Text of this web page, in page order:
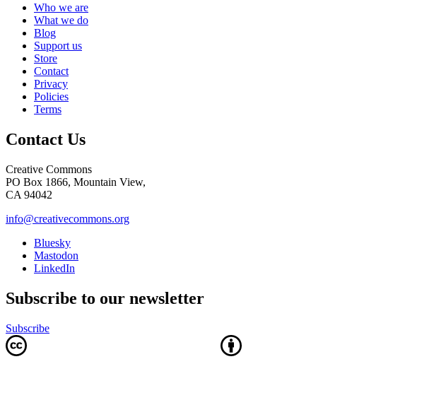
Who we are
What we do
Blog
Support us
Store
Contact
Privacy
Policies
Terms
Contact Us
Creative Commons
PO Box 1866, Mountain View,
CA 94042
info@creativecommons.org
Bluesky
Mastodon
LinkedIn
Subscribe to our newsletter
Subscribe